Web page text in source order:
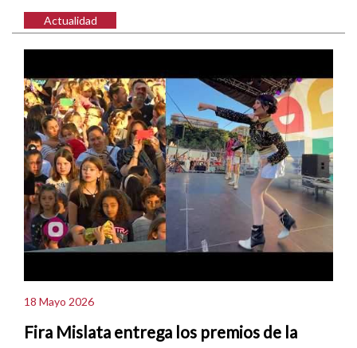
Actualidad
18 Mayo 2026
Fira Mislata entrega los premios de la